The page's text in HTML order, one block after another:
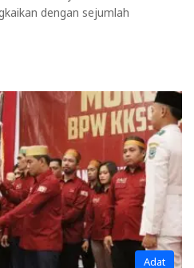
dengan sejumlah
Adat